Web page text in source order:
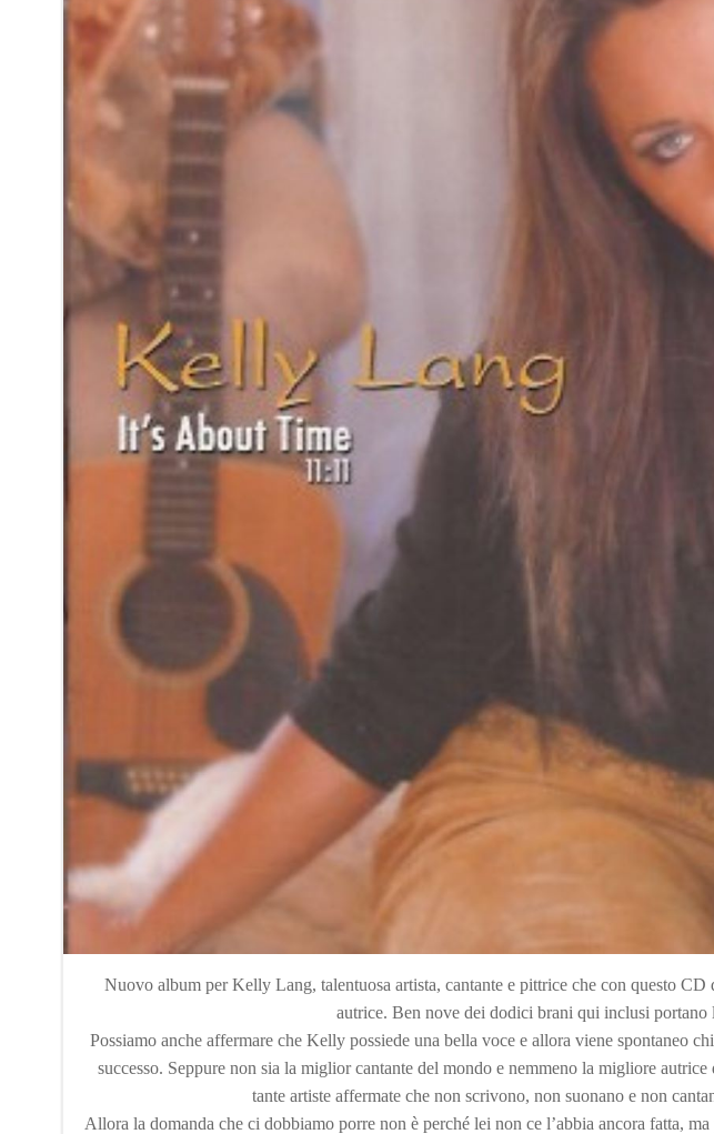
Nuovo album per Kelly Lang, talentuosa artista, cantante e pittrice che con questo
autrice. Ben nove dei dodici brani qui inclusi portano
Possiamo anche affermare che Kelly possiede una bella voce e allora viene spontaneo
successo. Seppure non sia la miglior cantante del mondo e nemmeno la migliore
tante artiste affermate che non scrivono, non suonano e non
Allora la domanda che ci dobbiamo porre non è perché lei non ce l’abbia ancora fatta,